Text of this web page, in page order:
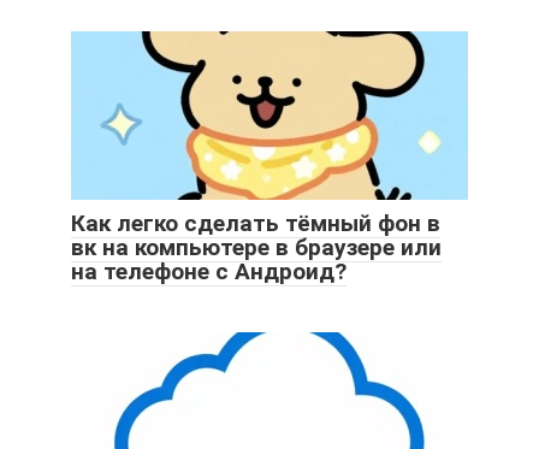
Как легко сделать тёмный фон в
вк на компьютере в браузере или
на телефоне с Андроид?